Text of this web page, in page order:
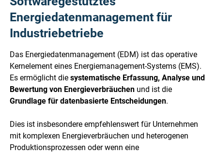
Energiedatenmanagement für
Industriebetriebe
Das Energiedatenmanagement (EDM) ist das operative
Kernelement eines Energiemanagement-Systems (EMS).
Es ermöglicht die systematische Erfassung, Analyse und
Bewertung von Energieverbräuchen und ist die
Grundlage für datenbasierte Entscheidungen.
Dies ist insbesondere empfehlenswert für Unternehmen
mit komplexen Energieverbräuchen und heterogenen
Produktionsprozessen oder wenn eine